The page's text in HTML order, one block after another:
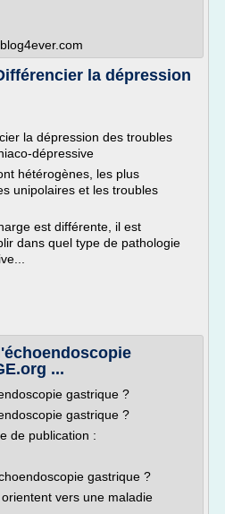
la dépression
la dépression des troubles
dépressive
hétérogènes, les plus
unipolaires et les troubles
est différente, il est
dans quel type de pathologie
...
gastrique ?
gastrique ?
de publication :
gastrique ?
vers une maladie